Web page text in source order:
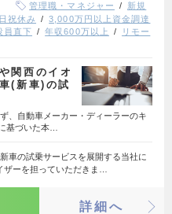
管理職・マネジャー
新規
祝休み
3,000万円以上資金調達
員直下 年収600万以上
リモー
関西のイオ
(新車)の試
、自動車メーカー・ディーラーのキ
基づいた本…
車の試乗サービスを展開する当社に
ーを担っていただきま…
詳細へ